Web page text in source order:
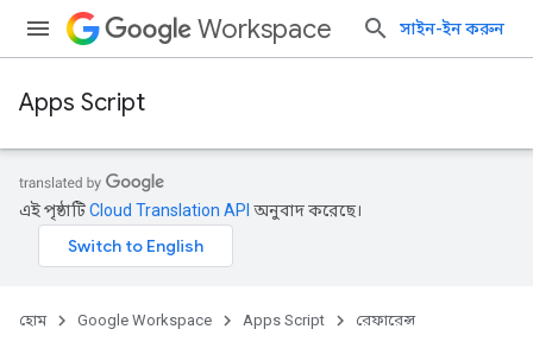
Workspace সাইন-ইন করুন
Apps Script
এই পৃষ্ঠাটিCloud Translation API অনুবাদ করেছে।
হোম Google Workspace Apps Script রেফারেন্স